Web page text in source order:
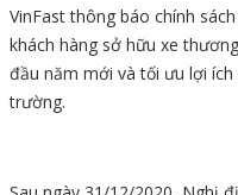
VinFast thông báo chính
khách hàng sở hữu xe
đầu năm mới và tối ưu lợi
trường.